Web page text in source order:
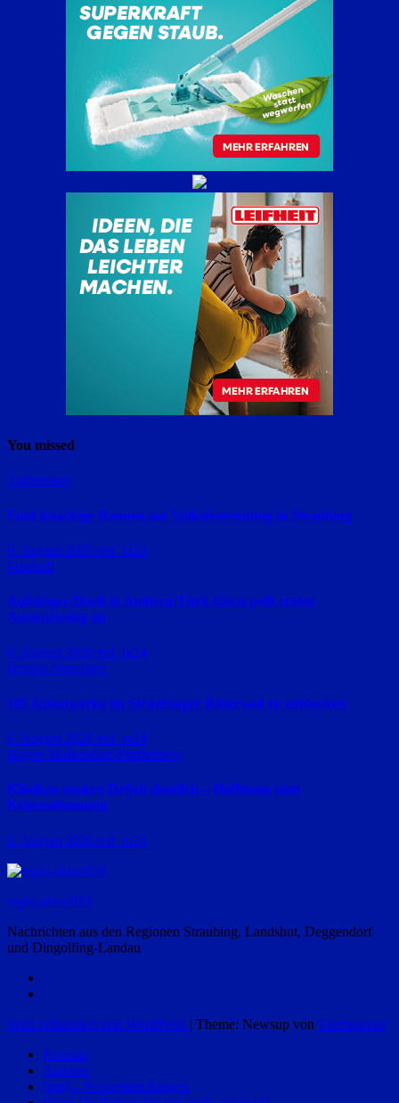
You missed
Trabrennen
Fünf knackige Rennen am Volksfestrenntag in Straubing
6. August 2026 red_ra24
Fussball
Aufsteiger-Duell in Amberg:Türk Gücü peilt ersten
Auswärtssieg an
6. August 2026 red_ra24
Region Straubing
105 Kunstwerke im Straubinger Rittersaal zu entdecken
6. August 2026 red_ra24
Bogen Mallersdorf-Pfaffenberg
Kliniken senken Defizit deutlich – Hoffnung statt
Krisenstimmung
6. August 2026 red_ra24
regio-aktuell24
Nachrichten aus den Regionen Straubing, Landshut, Deggendorf
und Dingolfing-Landau
Stolz präsentiert von WordPress | Theme: Newsup von Themeansar
Kontakt
Autoren
(pm) – Pressemitteilungen